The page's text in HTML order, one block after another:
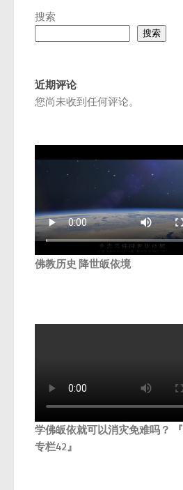
搜索
搜索
近期评论
您尚未收到任何评论。
佛教历史 降世皈依境
学佛皈依就可以消灾免难吗？
专栏42』